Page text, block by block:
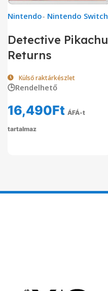
Nintendo- Nintendo Switch
Detective Pikachu
Returns
Külső raktárkészlet
🕒Rendelhető
16,490Ft ÁFÁ-t
tartalmaz